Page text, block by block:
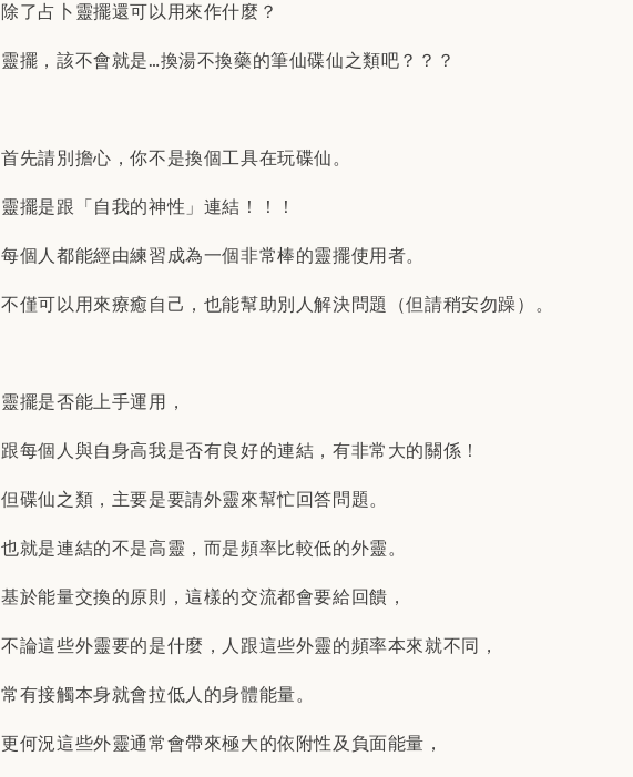
除了占卜靈擺還可以用來作什麼？
靈擺，該不會就是…換湯不換藥的筆仙碟仙之類吧？？？
首先請別擔心，你不是換個工具在玩碟仙。
靈擺是跟「自我的神性」連結！！！
每個人都能經由練習成為一個非常棒的靈擺使用者。
不僅可以用來療癒自己，也能幫助別人解決問題（但請稍安勿躁）。
靈擺是否能上手運用，
跟每個人與自身高我是否有良好的連結，有非常大的關係！
但碟仙之類，主要是要請外靈來幫忙回答問題。
也就是連結的不是高靈，而是頻率比較低的外靈。
基於能量交換的原則，這樣的交流都會要給回饋，
不論這些外靈要的是什麼，人跟這些外靈的頻率本來就不同，
常有接觸本身就會拉低人的身體能量。
更何況這些外靈通常會帶來極大的依附性及負面能量，